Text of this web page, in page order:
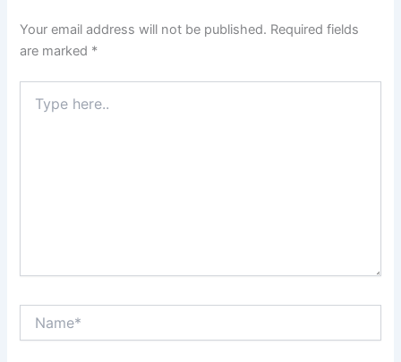
Your email address will not be published. Required fields
are marked *
here..